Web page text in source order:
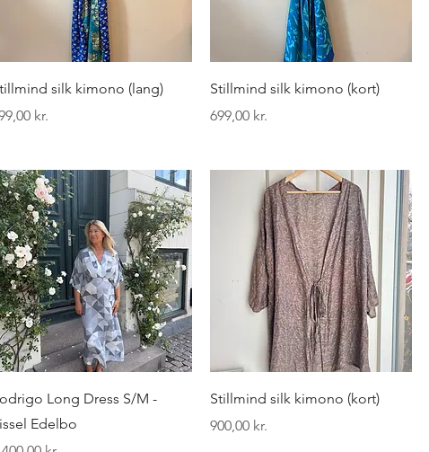
Hurtigvisning
silk kimono (lang)
kr.
Hurtigvisning
Stillmind silk kimono (kort)
Pris
699,00 kr.
Hurtigvisning
Long Dress S/M -
Edelbo
Hurtigvisning
Stillmind silk kimono (kort)
Pris
900,00 kr.